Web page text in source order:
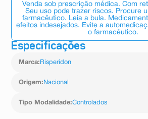
Venda sob prescrição médica. Com
Seu uso pode trazer riscos. Procure
farmacêutico. Leia a bula.
efeitos indesejados. Evite a
o farmacêutico.
Especificações
Marca: Risperidon
Origem: Nacional
Tipo Modalidade:Controlados